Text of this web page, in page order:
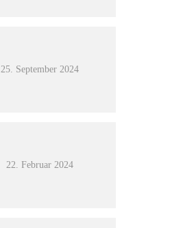
25. September 2024
22. Februar 2024